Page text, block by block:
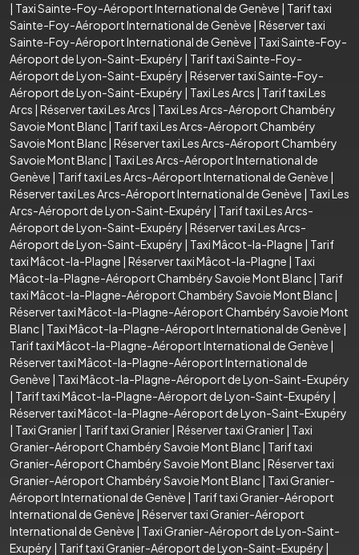
| Taxi Sainte-Foy-Aéroport International de Genève | Tarif taxi
Sainte-Foy-Aéroport International de Genève | Réserver taxi
Sainte-Foy-Aéroport International de Genève | Taxi Sainte-Foy-
Aéroport de Lyon-Saint-Exupéry | Tarif taxi Sainte-Foy-
Aéroport de Lyon-Saint-Exupéry | Réserver taxi Sainte-Foy-
Aéroport de Lyon-Saint-Exupéry | Taxi Les Arcs | Tarif taxi Les
Arcs | Réserver taxi Les Arcs | Taxi Les Arcs-Aéroport Chambéry
Savoie Mont Blanc| Tarif taxi Les Arcs-Aéroport Chambéry
Savoie Mont Blanc| Réserver taxi Les Arcs-Aéroport Chambéry
Savoie Mont Blanc| Taxi Les Arcs-Aéroport International de
Genève | Tarif taxi Les Arcs-Aéroport International de Genève |
Réserver taxi Les Arcs-Aéroport International de Genève | Taxi Les
Arcs-Aéroport de Lyon-Saint-Exupéry | Tarif taxi Les Arcs-
Aéroport de Lyon-Saint-Exupéry | Réserver taxi Les Arcs-
Aéroport de Lyon-Saint-Exupéry | Taxi Mâcot-la-Plagne | Tarif
taxi Mâcot-la-Plagne | Réserver taxi Mâcot-la-Plagne | Taxi
Mâcot-la-Plagne-Aéroport Chambéry Savoie Mont Blanc| Tarif
taxi Mâcot-la-Plagne-Aéroport Chambéry Savoie Mont Blanc|
Réserver taxi Mâcot-la-Plagne-Aéroport Chambéry Savoie Mont
Blanc| Taxi Mâcot-la-Plagne-Aéroport International de Genève |
Tarif taxi Mâcot-la-Plagne-Aéroport International de Genève |
Réserver taxi Mâcot-la-Plagne-Aéroport International de
Genève | Taxi Mâcot-la-Plagne-Aéroport de Lyon-Saint-Exupéry
| Tarif taxi Mâcot-la-Plagne-Aéroport de Lyon-Saint-Exupéry |
Réserver taxi Mâcot-la-Plagne-Aéroport de Lyon-Saint-Exupéry
| Taxi Granier| Tarif taxi Granier| Réserver taxi Granier| Taxi
Granier-Aéroport Chambéry Savoie Mont Blanc| Tarif taxi
Granier-Aéroport Chambéry Savoie Mont Blanc| Réserver taxi
Granier-Aéroport Chambéry Savoie Mont Blanc| Taxi Granier-
Aéroport International de Genève | Tarif taxi Granier-Aéroport
International de Genève | Réserver taxi Granier-Aéroport
International de Genève | Taxi Granier-Aéroport de Lyon-Saint-
Exupéry | Tarif taxi Granier-Aéroport de Lyon-Saint-Exupéry |